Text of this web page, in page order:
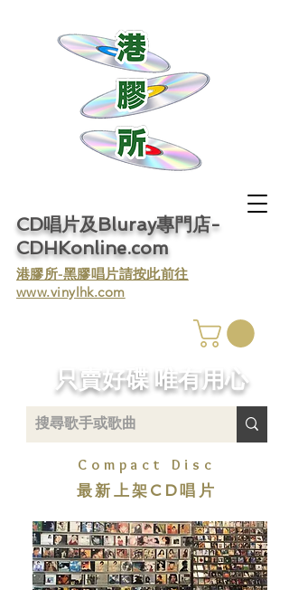
CD唱片及Bluray專門店-
CDHKonline.com
​港膠所-黑膠唱片請按此前往
www.vinylhk.com
​只賣好碟 唯有用心
Compact Disc
最新上架CD唱片